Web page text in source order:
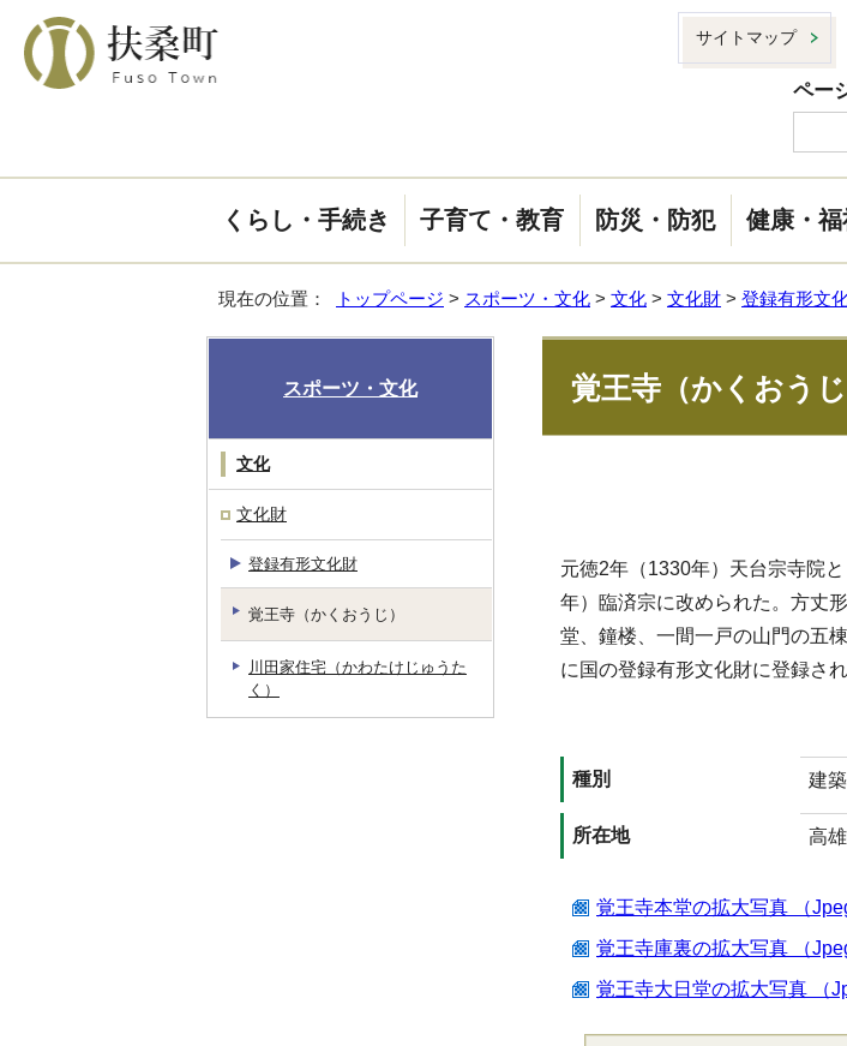
サイトマップ
ペー
くらし・手続き 子育て・教育 防災・防犯 健康・福
現在の位置： トップページ > スポーツ・文化 > 文化 > 文化財 > 登録有形文
覚王寺（かくおうじ
元徳2年（1330年）天台宗寺院
年）臨済宗に改められた。方丈
堂、鐘楼、一間一戸の山門の五
に国の登録有形文化財に登録され
種別 建築
所在地 高
覚王寺本堂の拡大写真 （
覚王寺庫裏の拡大写真 （
覚王寺大日堂の拡大写真 （
スポーツ・文化
文化
文化財
登録有形文化財
覚王寺（かくおうじ）
川田家住宅（かわたけじゅうた
く）